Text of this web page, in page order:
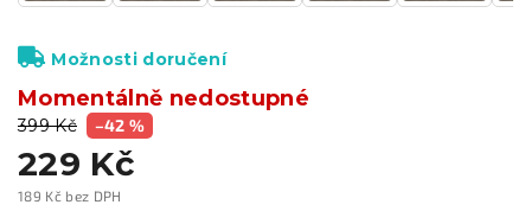
399 Kč –42 %
229 Kč
189 Kč bez DPH
Momentálně nedostupné
Možnosti doručení